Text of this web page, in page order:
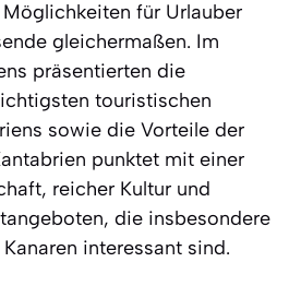
für Urlauber
gleichermaßen. Im
präsentierten die
touristischen
sowie die Vorteile der
punktet mit einer
reicher Kultur und
die insbesondere
interessant sind.